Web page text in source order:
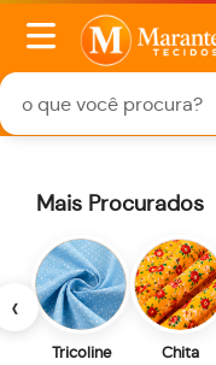
‹
Mais Procurados
Tricoline Chita